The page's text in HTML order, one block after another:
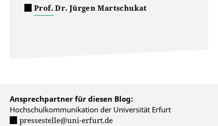
Prof. Dr. Jürgen Martschukat
Ansprechpartner für diesen Blog:
Hochschulkommunikation der Universität Erfurt
pressestelle@uni-erfurt.de